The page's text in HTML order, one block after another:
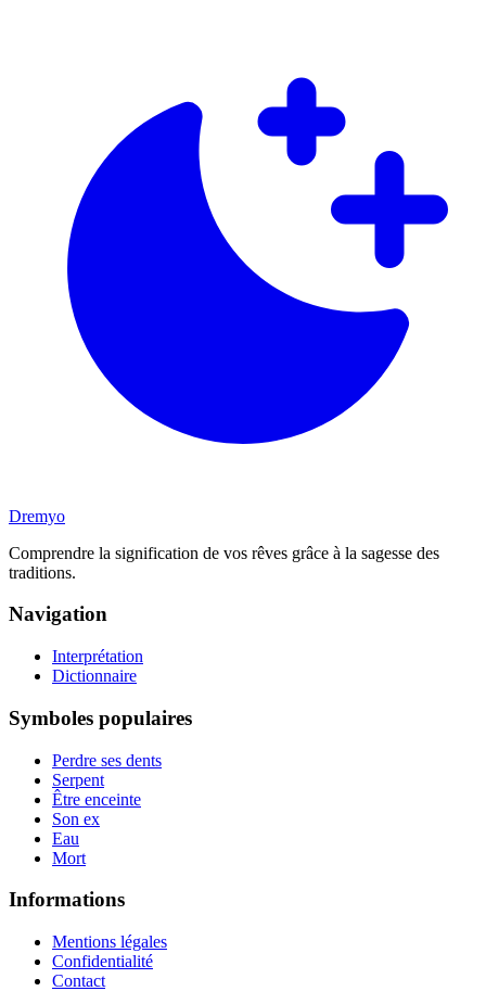
Dremyo
Comprendre la signification de vos rêves grâce à la sagesse des
traditions.
Navigation
Interprétation
Dictionnaire
Symboles populaires
Perdre ses dents
Serpent
Être enceinte
Son ex
Eau
Mort
Informations
Mentions légales
Confidentialité
Contact